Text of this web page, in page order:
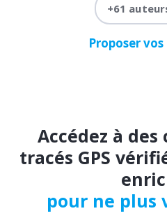
+61
Proposer
Accédez à
tracés GPS
pour ne plus